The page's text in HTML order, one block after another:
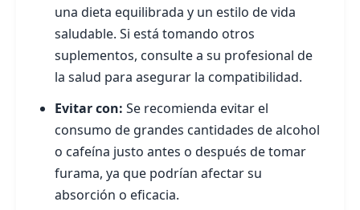
una dieta equilibrada y un estilo de vida
saludable. Si está tomando otros
suplementos, consulte a su profesional de
la salud para asegurar la compatibilidad.
Evitar con: Se recomienda evitar el
consumo de grandes cantidades de alcohol
o cafeína justo antes o después de tomar
furama, ya que podrían afectar su
absorción o eficacia.